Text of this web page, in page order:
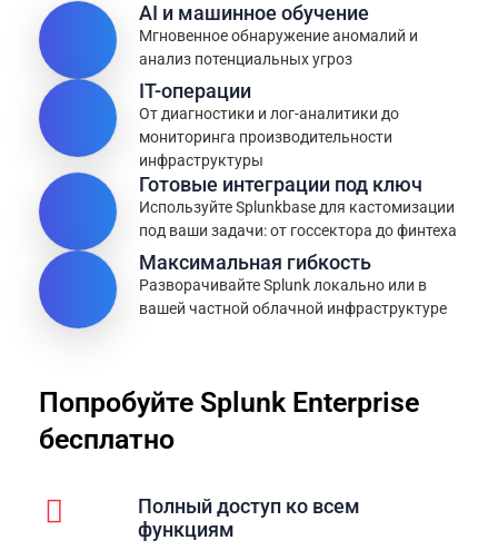
AI и машинное обучение
Мгновенное обнаружение аномалий и
анализ потенциальных угроз
IT-операции
От диагностики и лог-аналитики до
мониторинга производительности
инфраструктуры
Готовые интеграции под ключ
Используйте Splunkbase для кастомизации
под ваши задачи: от госсектора до финтеха
Максимальная гибкость
Разворачивайте Splunk локально или в
вашей частной облачной инфраструктуре
Попробуйте Splunk Enterprise
бесплатно
Полный доступ ко всем
функциям